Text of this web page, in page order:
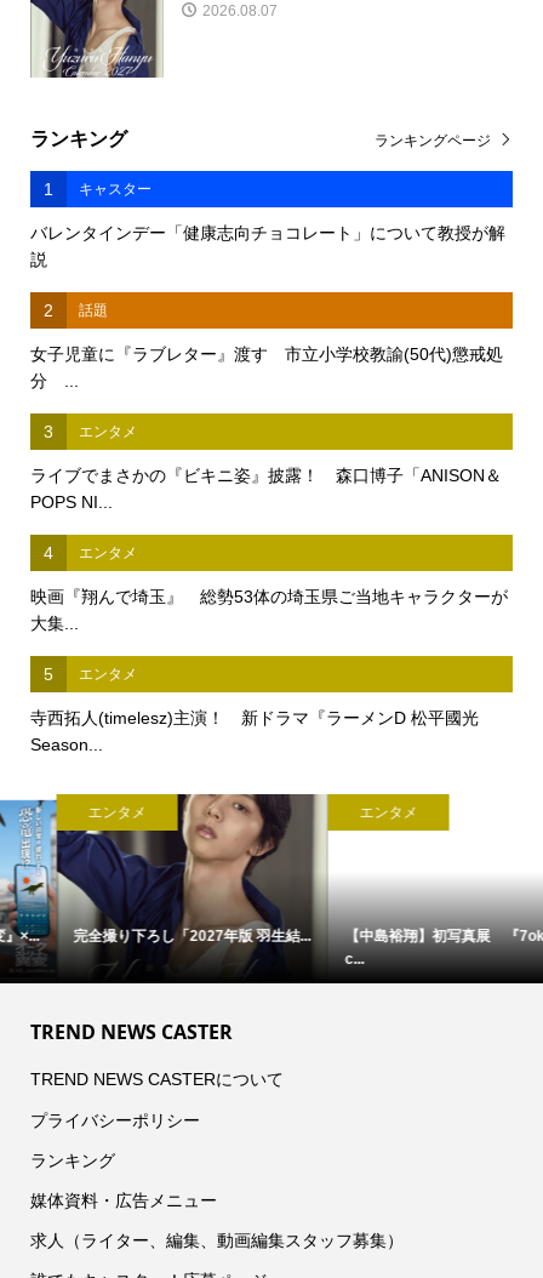
2026.08.07
ランキング
1 キャスター
バレンタインデー「健康志向チョコレート」について教授が解
説
2 話題
女子児童に『ラブレター』渡す 市立小学校教諭(50代)懲戒処
分 ...
3 エンタメ
ライブでまさかの『ビキニ姿』披露！ 森口博子「ANISON＆
POPS NI...
4 エンタメ
映画『翔んで埼玉』 総勢53体の埼玉県ご当地キャラクターが
大集...
5 エンタメ
寺西拓人(timelesz)主演！ 新ドラマ『ラーメンD 松平國光
Season...
ランキングページ
エンタメ
完全撮り下ろし「2027年版 羽生結...
【中島裕翔】初写真展 『7okyo
TREND NEWS CASTER
TREND NEWS CASTERについて
プライバシーポリシー
ランキング
媒体資料・広告メニュー
求人（ライター、編集、動画編集スタッフ募集）